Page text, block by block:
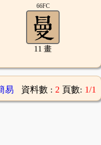
66FC
11 畫
易 資料數 : 2 頁數: 1/1